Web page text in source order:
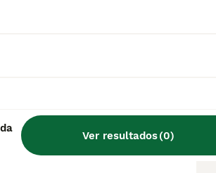
Ver resultados(0)
come un Terranova
el significado de